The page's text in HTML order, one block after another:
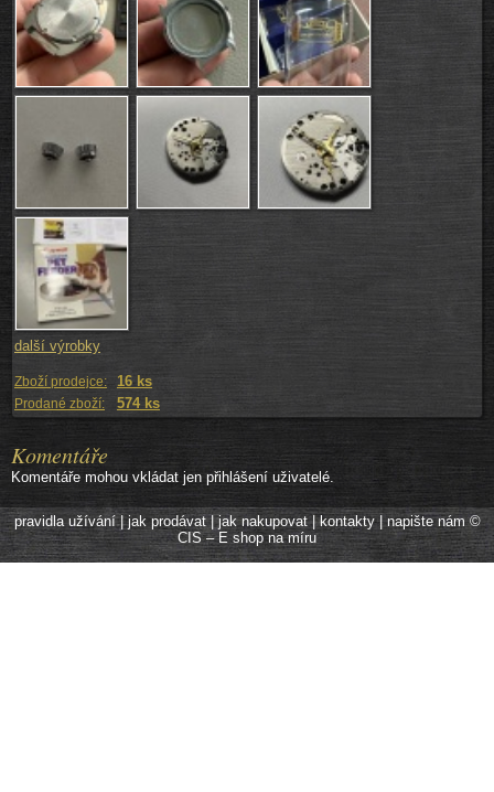
další výrobky
Zboží prodejce: 16 ks
Prodané zboží: 574 ks
Komentáře
Komentáře mohou vkládat jen přihlášení uživatelé.
pravidla užívání|jak prodávat|jak nakupovat|kontakty|napište nám ©
CIS – E shop na míru